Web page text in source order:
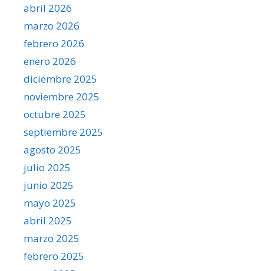
abril 2026
marzo 2026
febrero 2026
enero 2026
diciembre 2025
noviembre 2025
octubre 2025
septiembre 2025
agosto 2025
julio 2025
junio 2025
mayo 2025
abril 2025
marzo 2025
febrero 2025